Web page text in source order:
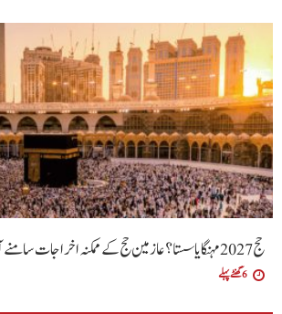
حج 2027 مہنگا یا سستا؟ عازمین حج کے ممکنہ اخراجات سامنے آگئے
6 گھنٹے پہلے